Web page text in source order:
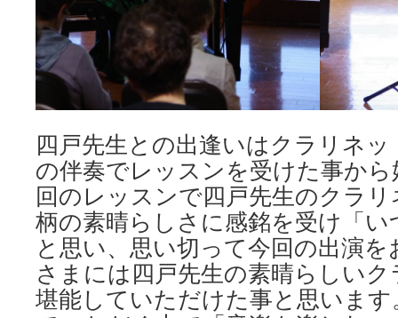
四戸先生との出逢いはクラリネ
の伴奏でレッスンを受けた事か
回のレッスンで四戸先生のクラ
柄の素晴らしさに感銘を受け「
と思い、思い切って今回の出演
さまには四戸先生の素晴らしい
堪能していただけた事と思いま